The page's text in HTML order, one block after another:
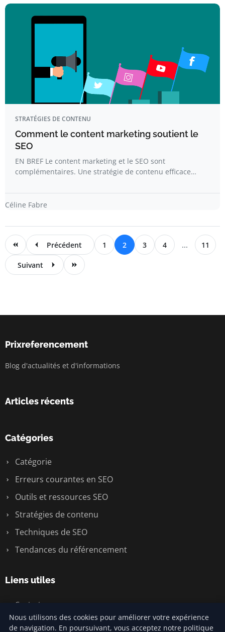
STRATÉGIES DE CONTENU
Comment le content marketing soutient le
SEO
EN BREF Le content marketing et le SEO sont
complémentaires. Une stratégie de contenu efficace…
Céline Fabre
Précédent 1 2 3 4 ... 11
Suivant
Prixreferencement
Blog d'actualités et d'informations
Articles récents
Catégories
Catégorie
Erreurs courantes en SEO
Outils et ressources SEO
Stratégies de contenu
Techniques de SEO
Tendances du référencement
Liens utiles
Contact
Nous utilisons des cookies pour améliorer votre expérience
de navigation. En poursuivant, vous acceptez notre politique